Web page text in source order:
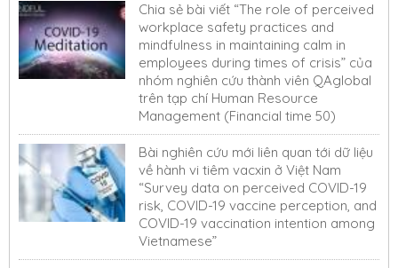
Chia sẻ bài viết “The role of perceived
workplace safety practices and
mindfulness in maintaining calm in
employees during times of crisis” của
nhóm nghiên cứu thành viên QAglobal
trên tạp chí Human Resource
Management (Financial time 50)
Bài nghiên cứu mới liên quan tới dữ liệu
về hành vi tiêm vacxin ở Việt Nam
“Survey data on perceived COVID-19
risk, COVID-19 vaccine perception, and
COVID-19 vaccination intention among
Vietnamese”